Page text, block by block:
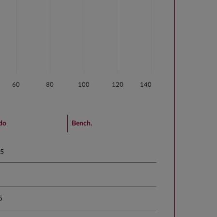
60 80 100 120 140
Bench.